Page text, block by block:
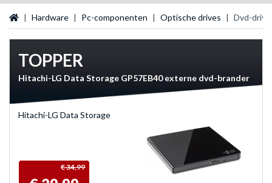
Startpagina
Hardware Pc-componenten Optische drives Dvd-
TOPPER
Hitachi-LG Data Storage GP57EB40 externe dvd-brander
Hitachi-LG Data Storage
€ 34,99